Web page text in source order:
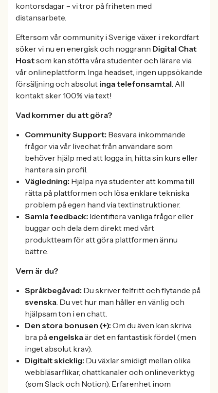
kontorsdagar – vi tror på friheten med
distansarbete.
Eftersom vår community i Sverige växer i rekordfart
söker vi nu en energisk och noggrann Digital Chat
Hostsom kan stötta våra studenter och lärare via
vår onlineplattform. Inga headset, ingen uppsökande
försäljning och absolut inga telefonsamtal . All
kontakt sker 100% via text!
Vad kommer du att göra?
Community Support: Besvara inkommande
frågor via vår livechat från användare som
behöver hjälp med att logga in, hitta sin kurs eller
hantera sin profil.
Vägledning: Hjälpa nya studenter att komma till
rätta på plattformen och lösa enklare tekniska
problem på egen hand via textinstruktioner.
Samla feedback: Identifiera vanliga frågor eller
buggar och dela dem direkt med vårt
produktteam för att göra plattformen ännu
bättre.
Vem är du?
Språkbegåvad: Du skriver felfritt och flytande på
svenska . Du vet hur man håller en vänlig och
hjälpsam ton i en chatt.
Den stora bonusen (+): Om du även kan skriva
bra på engelska är det en fantastisk fördel (men
inget absolut krav).
Digitalt skicklig: Du växlar smidigt mellan olika
webbläsarflikar, chattkanaler och onlineverktyg
(som Slack och Notion). Erfarenhet inom